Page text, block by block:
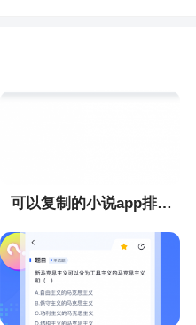
下单更方便
可以复制的小说app排行榜